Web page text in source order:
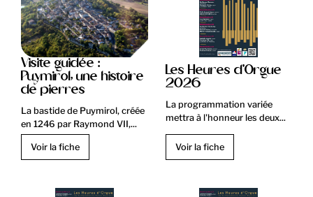
Visite guidée :
Puymirol, une histoire
de pierres
La bastide de Puymirol, créée
en 1246 par Raymond VII,...
Voir la fiche
Les Heures d'Orgue
2026
La programmation variée
mettra à l'honneur les deux...
Voir la fiche